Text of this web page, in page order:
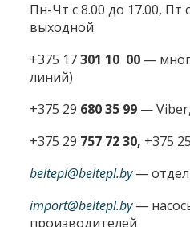
Пн-Чт с 8.00 до 17.00, Пт
выходной
+375 17301 10 00 —
линий)
+375 29 680 35 99 —
+375 29 757 72 30, +375 25
beltepl@beltepl.by—
import@beltepl.by—
производителей